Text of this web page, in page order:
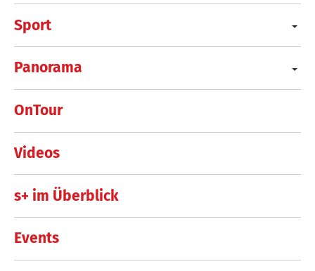
Sport
Panorama
OnTour
Videos
s+ im Überblick
Events